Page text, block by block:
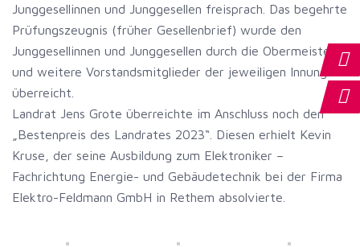
Junggesellinnen und Junggesellen freisprach. Das begehrte
Prüfungszeugnis (früher Gesellenbrief) wurde den
Junggesellinnen und Junggesellen durch die Obermeister
und weitere Vorstandsmitglieder der jeweiligen Innungen
überreicht.
Landrat Jens Grote überreichte im Anschluss noch den
„Bestenpreis des Landrates 2023“. Diesen erhielt Kevin
Kruse, der seine Ausbildung zum Elektroniker –
Fachrichtung Energie- und Gebäudetechnik bei der Firma
Elektro-Feldmann GmbH in Rethem absolvierte.